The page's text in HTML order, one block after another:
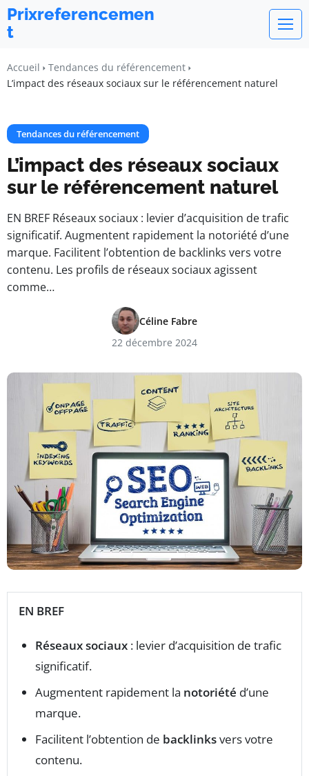
Prixreferencemen
t
Accueil
Tendances du référencement
L’impact des réseaux sociaux sur le référencement naturel
Tendances du référencement
L’impact des réseaux sociaux
sur le référencement naturel
EN BREF Réseaux sociaux : levier d’acquisition de trafic
significatif. Augmentent rapidement la notoriété d’une
marque. Facilitent l’obtention de backlinks vers votre
contenu. Les profils de réseaux sociaux agissent
comme…
Céline Fabre
22 décembre 2024
EN BREF
Réseaux sociaux : levier d’acquisition de trafic
significatif.
Augmentent rapidement la notoriété d’une
marque.
Facilitent l’obtention de backlinksvers votre
contenu.